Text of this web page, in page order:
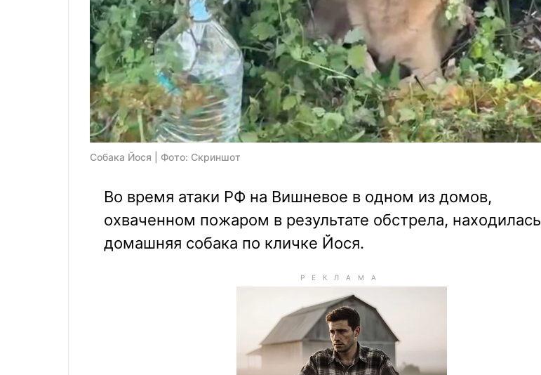
Собака Йося | Фото: Скриншот
Во время атаки РФ на Вишневое в одном из домов,
охваченном пожаром в результате обстрела, находилась
домашняя собака по кличке Йося.